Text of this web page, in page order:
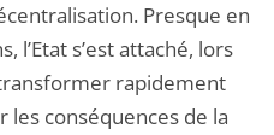
Presque en
l’Etat s’est attaché, lors
rapidement
conséquences de la